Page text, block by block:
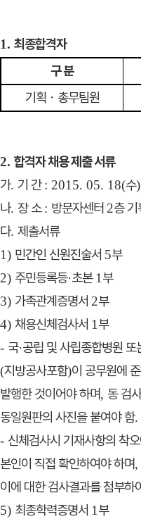
1. 최종합격자
구 분
기획ㆍ 총무팀원
2. 합격자 채용 제출 서류
가. 기 간: 2015. 05. 18(수
나. 장 소: 방문자센터 2층 기
다. 제출서류
1) 민간인 신원진술서 5부
2) 주민등록등·초본1 부
3) 가족관계증명서 2부
4) 채용신체검사서 1 부
- 국·공립 및 사립종합병원
(지방공사포함)이 공무원에
발행한 것이어야 하며, 동 검
동일원판의 사진을 붙여야 함.
- 신체검사시 기재사항의 착
본인이 직접 확인하여야 하며,
이에 대한 검사결과를 첨부하
5) 최종학력증명서 1 부